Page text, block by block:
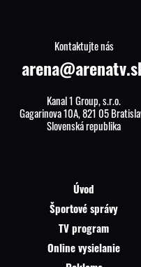
Kontaktujte nás
Kanal 1 Group, s.r.o.
Gagarinova 10A, 821 05
Slovenská republika
Úvod
Športové správy
TV program
Online vysielanie